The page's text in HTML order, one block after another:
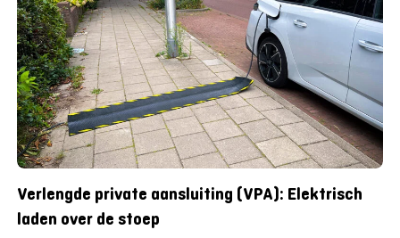
Verlengde private aansluiting (VPA): Elektrisch
laden over de stoep